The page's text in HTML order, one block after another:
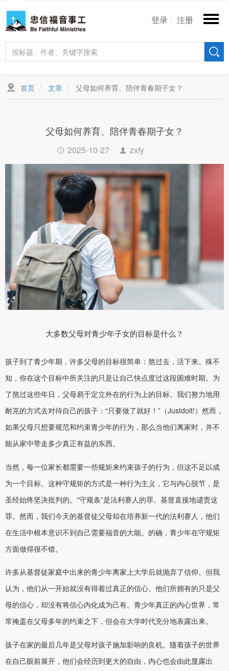
到
主
User
登录 注册
首页 文章 父母如何养育、陪伴青春期子女？
父母如何养育、陪伴青春期子女？
2025-10-27 zxfy
大多数父母对青少年子女的目标是什么？
孩子到了青少年期，许多父母的目标很简单：熬过去，活下来。殊不
知，你在这个目标中所关注的只是让自己快点度过这段困难时期。为
了熬过这些年日，父母易于定立外在的行为上的目标。我们努力地用
耐克的方式去对待自己的孩子：“只要做了就好！”（Justdoit!）然而，
如果父母只想要规范和约束青少年的行为，那么当他们离家时，并不
能从家中带走多少真正有益的东西。
当然，每一位家长都需要一些规矩来约束孩子的行为，但这不足以成
为一个目标。这种守规矩的方式是一种行为主义，它与内心脱节，是
圣经始终坚决批判的。“守规条”是法利赛人的罪。基督直接地谴责这
罪。然而，我们今天的基督徒父母却在培养新一代的法利赛人，他们
在生活中根本意识不到自己需要福音的大能。的确，青少年在守规矩
方面做得很不错。
许多从基督徒家庭中出来的青少年离家上大学后就抛弃了信仰。但我
认为，他们从一开始就没有得着过真正的信心。他们所拥有的只是父
母的信心，却没有将信心内化成为己有。青少年真正的内心世界，常
常掩盖在父母多年的约束之下，但会在大学时代充分地表露出来。
孩子在家的最后几年是父母对孩子施加影响的良机。随着孩子的世界
在自己眼前展开，他们会经历到更大的自由，内心也会由此显露出